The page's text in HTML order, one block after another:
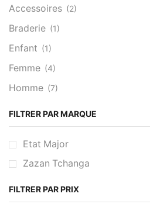
Accessoires (2)
Braderie (1)
Enfant (1)
Femme (4)
Homme (7)
FILTRER PAR MARQUE
Etat Major
Zazan Tchanga
FILTRER PAR PRIX